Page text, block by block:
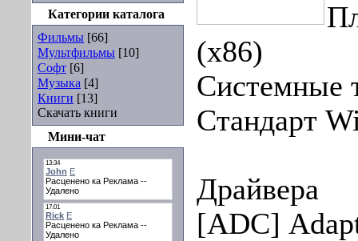
Категории каталога
Фильмы [66]
Мультфильмы [10]
Софт [6]
Музыка [4]
Книги [13]
Скачать книги
Мини-чат
(x86)
Системные
Стандарт
Драйвера
[ADC]